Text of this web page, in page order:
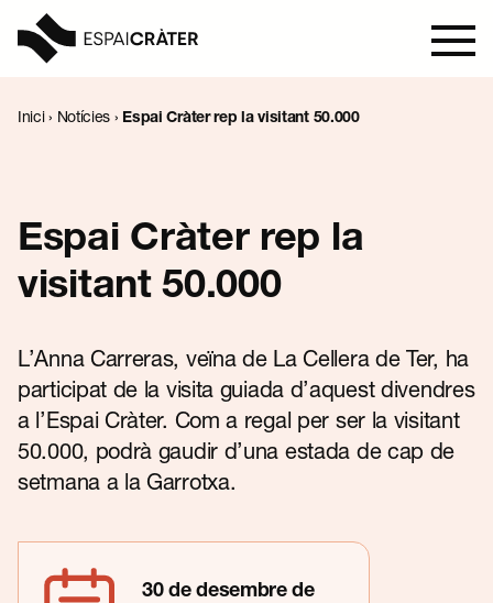
Aprèn
Explora
Programació
Notícies
Contacte
Inici› Notícies › Espai Cràter rep la visitant 50.000
Espai Cràter rep la
visitant 50.000
L’Anna Carreras, veïna de La Cellera de Ter, ha
participat de la visita guiada d’aquest divendres
a l’Espai Cràter. Com a regal per ser la visitant
50.000, podrà gaudir d’una estada de cap de
setmana a la Garrotxa.
30 de desembre de